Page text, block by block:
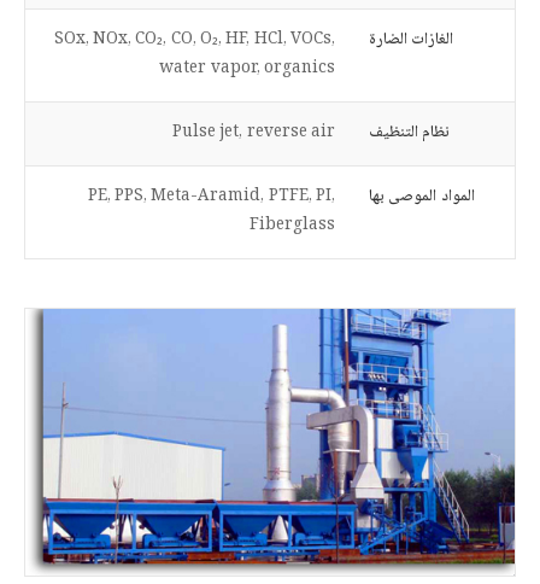
الغازات الضارة
SOx, NOx, CO₂, CO, O₂, HF, HCl, VOCs,
water vapor, organics
نظام التنظيف Pulse jet, reverse air
المواد الموصى بها
PE, PPS, Meta-Aramid, PTFE, PI,
Fiberglass